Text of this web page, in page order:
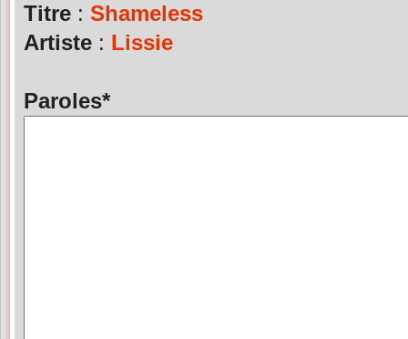
Titre : Shameless
Artiste : Lissie
Paroles*